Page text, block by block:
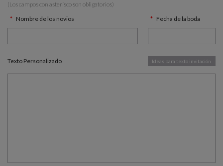
(Los campos con asterísco son obligatorios)
Nombre de los novios
Fecha de la boda
Texto Personalizado Ideas para texto invitación